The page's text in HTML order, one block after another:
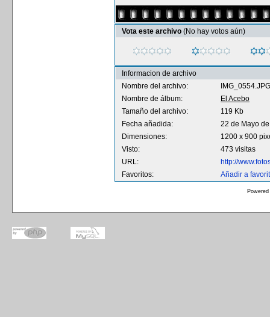
Vota este archivo (No hay votos aún)
Informacion de archivo
Nombre del archivo:
IMG_0554.JPG
Nombre de álbum:
El Acebo
Tamaño del archivo:
119 Kb
Fecha añadida:
22 de Mayo
Dimensiones:
1200 x 900
Visto:
473 visitas
URL:
http://
Favoritos:
Añadir a